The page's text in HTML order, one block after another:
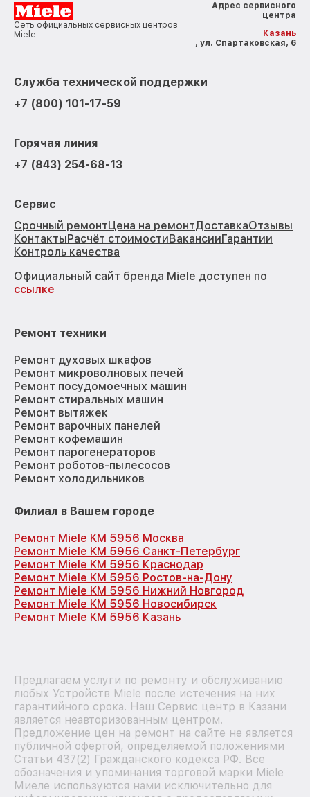
Сеть официальных сервисных центров
Miele
Адрес сервисного
центра
Казань
, ул. Спартаковская, 6
Служба технической поддержки
+7 (800) 101-17-59
Горячая линия
+7 (843) 254-68-13
Сервис
Срочный ремонтЦена на ремонтДоставкаОтзывы
КонтактыРасчёт стоимостиВакансииГарантии
Контроль качества
Официальный сайт бренда Miele доступен по
ссылке
Ремонт техники
Ремонт духовых шкафов
Ремонт микроволновых печей
Ремонт посудомоечных машин
Ремонт стиральных машин
Ремонт вытяжек
Ремонт варочных панелей
Ремонт кофемашин
Ремонт парогенераторов
Ремонт роботов-пылесосов
Ремонт холодильников
Филиал в Вашем городе
Ремонт Miele KM 5956 Москва
Ремонт Miele KM 5956 Санкт-Петербург
Ремонт Miele KM 5956 Краснодар
Ремонт Miele KM 5956 Ростов-на-Дону
Ремонт Miele KM 5956 Нижний Новгород
Ремонт Miele KM 5956 Новосибирск
Ремонт Miele KM 5956 Казань
Предлагаем услуги по ремонту и обслуживанию
любых Устройств Miele после истечения на них
гарантийного срока. Наш Сервис центр в Казани
является неавторизованным центром.
Предложение цен на ремонт на сайте не является
публичной офертой, определяемой положениями
Статьи 437(2) Гражданского кодекса РФ. Все
обозначения и упоминания торговой марки Miele
Миеле используются нами исключительно для